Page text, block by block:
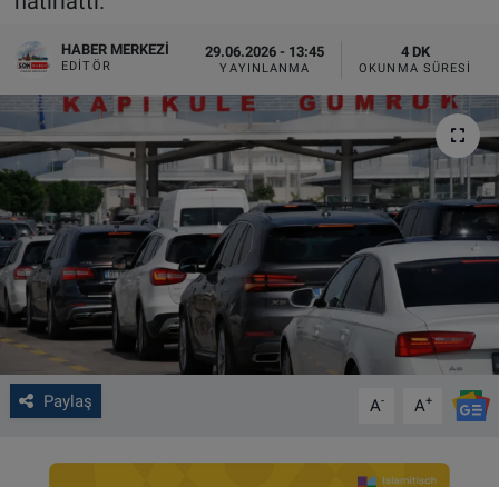
HABER MERKEZI
EDITÖR
29.06.2026 - 13:45
YAYINLANMA
4 DK
OKUNMA SÜRESI
Paylaş A- A+
FOTO GALERİ
VIDEO GALERİ
ALGEMENE VOORWAARDEN
CONTACT
Çerez Politikası